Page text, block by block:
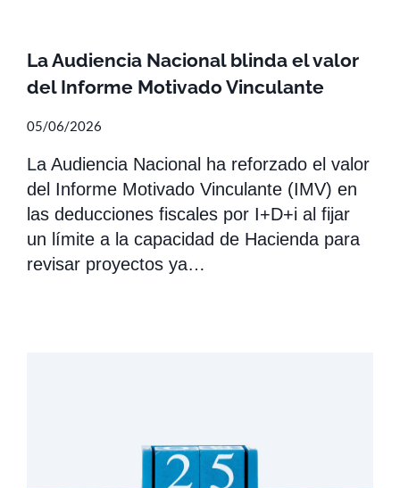
La Audiencia Nacional blinda el valor
del Informe Motivado Vinculante
05/06/2026
La Audiencia Nacional ha reforzado el valor
del Informe Motivado Vinculante (IMV) en
las deducciones fiscales por I+D+i al fijar
un límite a la capacidad de Hacienda para
revisar proyectos ya…